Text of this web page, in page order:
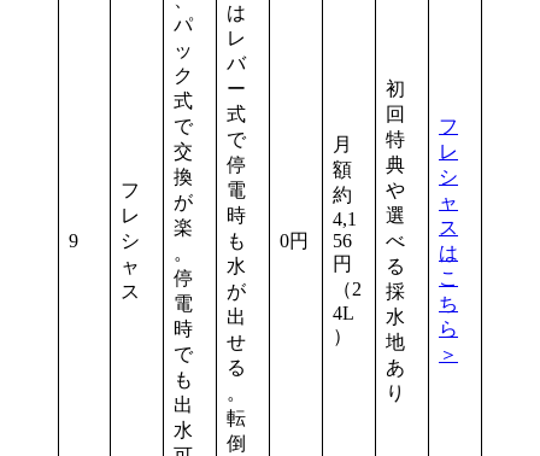
9
フ
レ
シ
ャ
ス
パ
ッ
ク
式
で
交
換
が
楽
。
停
電
時
で
も
出
水
は
レ
バ
ー
式
で
停
電
時
も
水
が
出
せ
る
。
転
倒
0円
月
額
約
4,1
56
円
（2
4L
）
初
回
特
典
や
選
べ
る
採
水
地
あ
り
フ
レ
シ
ャ
ス
は
こ
ち
ら
＞